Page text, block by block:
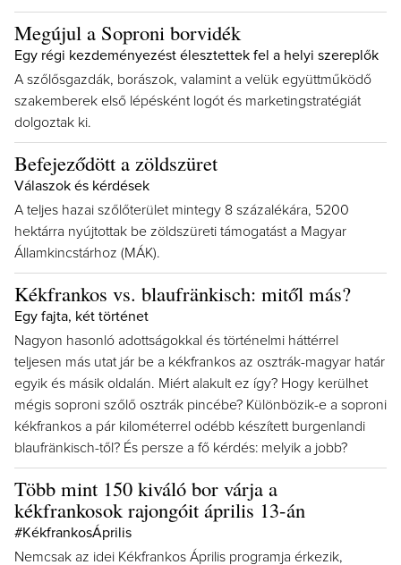
Megújul a Soproni borvidék
Egy régi kezdeményezést élesztettek fel a helyi szereplők
A szőlősgazdák, borászok, valamint a velük együttműködő
szakemberek első lépésként logót és marketingstratégiát
dolgoztak ki.
Befejeződött a zöldszüret
Válaszok és kérdések
A teljes hazai szőlőterület mintegy 8 százalékára, 5200
hektárra nyújtottak be zöldszüreti támogatást a Magyar
Államkincstárhoz (MÁK).
Kékfrankos vs. blaufränkisch: mitől más?
Egy fajta, két történet
Nagyon hasonló adottságokkal és történelmi háttérrel
teljesen más utat jár be a kékfrankos az osztrák-magyar határ
egyik és másik oldalán. Miért alakult ez így? Hogy kerülhet
mégis soproni szőlő osztrák pincébe? Különbözik-e a soproni
kékfrankos a pár kilométerrel odébb készített burgenlandi
blaufränkisch-től? És persze a fő kérdés: melyik a jobb?
Több mint 150 kiváló bor várja a
kékfrankosok rajongóit április 13-án
#KékfrankosÁprilis
Nemcsak az idei Kékfrankos Április programja érkezik,